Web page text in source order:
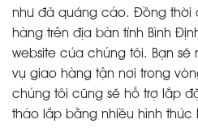
như đã quảng cáo. Đồng thời
hàng trên địa bàn tỉnh Bình
website của chúng tôi. Bạn
vụ giao hàng tận nơi trong
chúng tôi cũng sẽ hỗ trợ lắp
tháo lắp bằng nhiều hình thức